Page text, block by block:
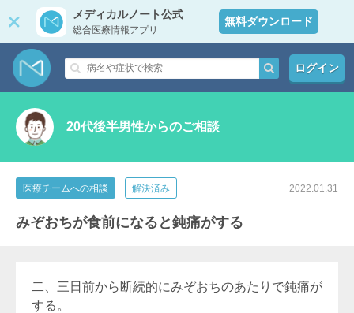
メディカルノート公式
総合医療情報アプリ
無料ダウンロード
ログイン
20代後半男性からのご相談
医療チームへの相談 解決済み 2022.01.31
みぞおちが食前になると鈍痛がする
二、三日前から断続的にみぞおちのあたりで鈍痛が
する。